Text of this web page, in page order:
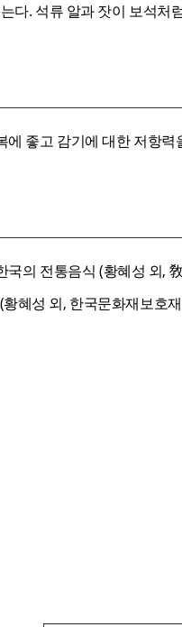
다. 석류 알과 잣이 보석
좋고 감기에 대한 저항
의 전통음식 (황혜성 외,
혜성 외, 한국문화재보호